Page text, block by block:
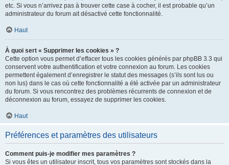
etc. Si vous n’arrivez pas à trouver cette case à cocher, il est probable qu’un
administrateur du forum ait désactivé cette fonctionnalité.
Haut
À quoi sert « Supprimer les cookies » ?
Cette option vous permet d’effacer tous les cookies générés par phpBB 3.3 qui
conservent votre authentification et votre connexion au forum. Les cookies
permettent également d’enregistrer le statut des messages (s’ils sont lus ou
non lus) dans le cas où cette fonctionnalité a été activée par un administrateur
du forum. Si vous rencontrez des problèmes récurrents de connexion et de
déconnexion au forum, essayez de supprimer les cookies.
Haut
Préférences et paramètres des utilisateurs
Comment puis-je modifier mes paramètres ?
Si vous êtes un utilisateur inscrit, tous vos paramètres sont stockés dans la